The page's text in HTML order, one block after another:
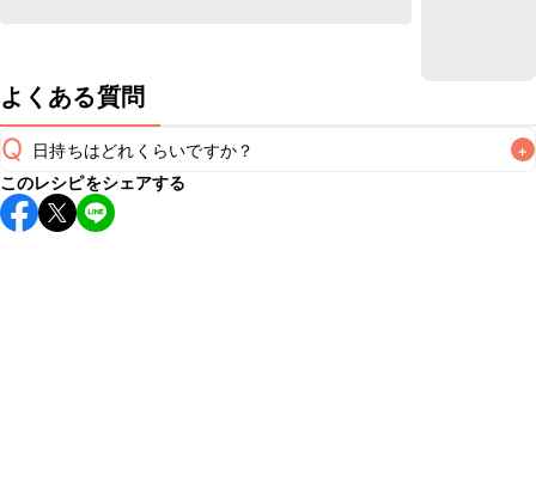
よくある質問
Q 日持ちはどれくらいですか？ +
保存期間は冷蔵で当日中が目安です。なるべくお早めにお召
し上がりください。
このレシピをシェアする